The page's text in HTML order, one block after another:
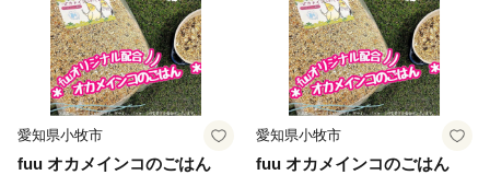
愛知県小牧市
fuu オカメインコのごはん
愛知県小牧市
fuu オカメインコのごはん